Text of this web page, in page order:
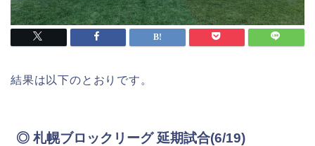
結果は以下のとおりです。
◎ 札幌ブロックリーグ 延期試合(6/19)